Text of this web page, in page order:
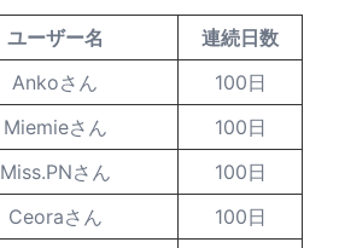
ユーザー名
連続日数
Ankoさん
100日
Miemieさん
100日
Miss.PNさん
100日
Ceoraさん
100日